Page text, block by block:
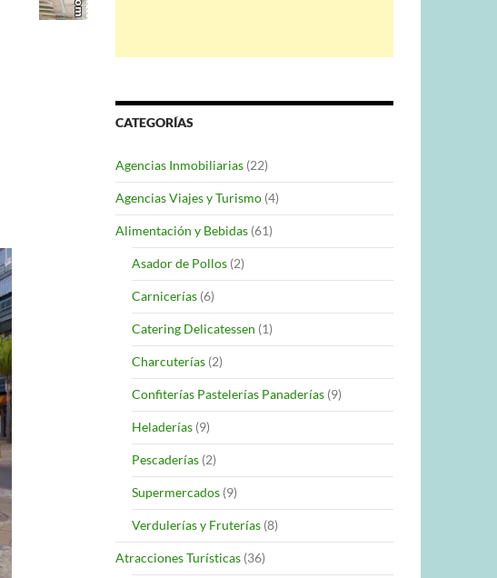
CATEGORÍAS
Agencias Inmobiliarias (22)
Agencias Viajes y Turismo (4)
Alimentación y Bebidas (61)
Asador de Pollos (2)
Carnicerías (6)
Catering Delicatessen (1)
Charcuterías (2)
Confiterías Pastelerías Panaderías (9)
Heladerías (9)
Pescaderías (2)
Supermercados (9)
Verdulerías y Fruterías (8)
Atracciones Turísticas (36)